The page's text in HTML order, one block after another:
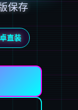
保存
直装